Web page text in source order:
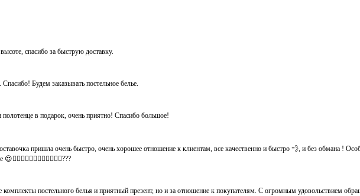
спасибо за быструю доставку.
Будем заказывать постельное белье.
в подарок, очень приятно! Спасибо большое!
пришла очень быстро, очень хорошее отношение к клиентам, все качественно и быстро 💨, и без обмана !
комплекты постельного белья и приятный презент, но и за отношение к покупателям. С огромным удовольствием